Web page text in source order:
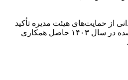
از حمایت‌های هیئت مدیره تأکید
کرد که موفقیت‌های کسب شده در سال ۱۴۰۳ حاصل همکاری